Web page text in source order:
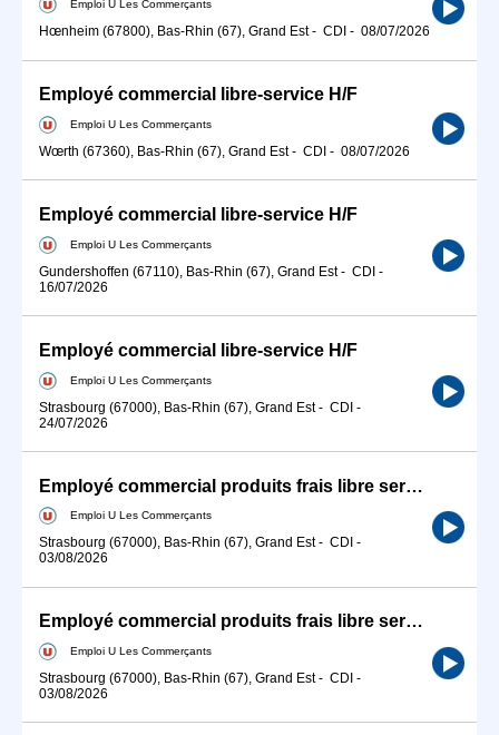
Emploi U Les Commerçants
Hœnheim (67800), Bas-Rhin (67), Grand Est- CDI - 08/07/2026
Employé commercial libre-service H/F
Emploi U Les Commerçants
Wœrth (67360), Bas-Rhin (67), Grand Est- CDI - 08/07/2026
Employé commercial libre-service H/F
Emploi U Les Commerçants
Gundershoffen (67110), Bas-Rhin (67), Grand Est- CDI -
16/07/2026
Employé commercial libre-service H/F
Emploi U Les Commerçants
Strasbourg (67000), Bas-Rhin (67), Grand Est- CDI -
24/07/2026
Employé commercial produits frais libre service H/F
Emploi U Les Commerçants
Strasbourg (67000), Bas-Rhin (67), Grand Est- CDI -
03/08/2026
Employé commercial produits frais libre service H/F
Emploi U Les Commerçants
Strasbourg (67000), Bas-Rhin (67), Grand Est- CDI -
03/08/2026